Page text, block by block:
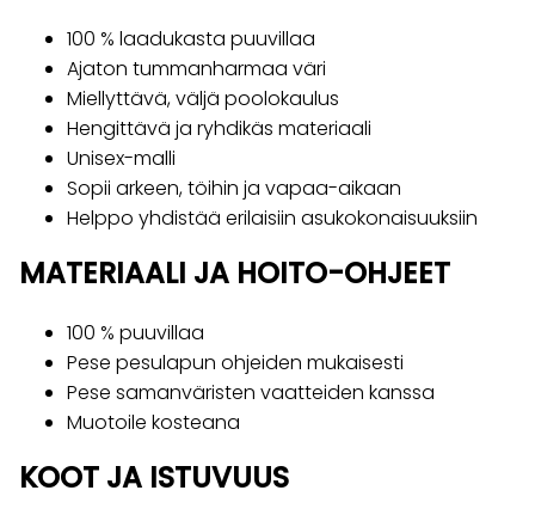
100 % laadukasta puuvillaa
Ajaton tummanharmaa väri
Miellyttävä, väljä poolokaulus
Hengittävä ja ryhdikäs materiaali
Unisex-malli
Sopii arkeen, töihin ja vapaa-aikaan
Helppo yhdistää erilaisiin asukokonaisuuksiin
MATERIAALI JA HOITO-OHJEET
100 % puuvillaa
Pese pesulapun ohjeiden mukaisesti
Pese samanväristen vaatteiden kanssa
Muotoile kosteana
KOOT JA ISTUVUUS